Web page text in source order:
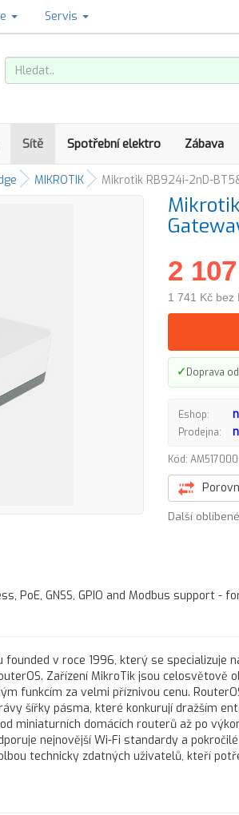
Servis
Sítě Spotřební elektro Zábava
MIKROTIK Mikrotik RB924i-2nD-
2
1 741 Kč bez
✓Doprava
Eshop:
Prodejna:
Kód:
Další
PoE, GNSS, GPIO and Modbus support -
v roce 1996, který se specializuje
Zařízení MikroTik jsou celosvětově
funkcím za velmi příznivou cenu.
šířky pásma, které konkurují dražším
miniaturních domácích routerů až po
nejnovější Wi-Fi standardy a
technicky zdatných uživatelů, kteří